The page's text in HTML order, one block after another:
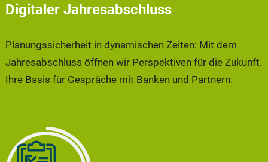
Digitaler Jahresabschluss
Planungssicherheit in dynamischen Zeiten: Mit dem
Jahresabschluss öffnen wir Perspektiven für die Zukunft.
Ihre Basis für Gespräche mit Banken und Partnern.